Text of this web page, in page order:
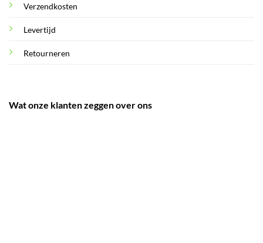
Verzendkosten
Levertijd
Retourneren
Wat onze klanten zeggen over ons